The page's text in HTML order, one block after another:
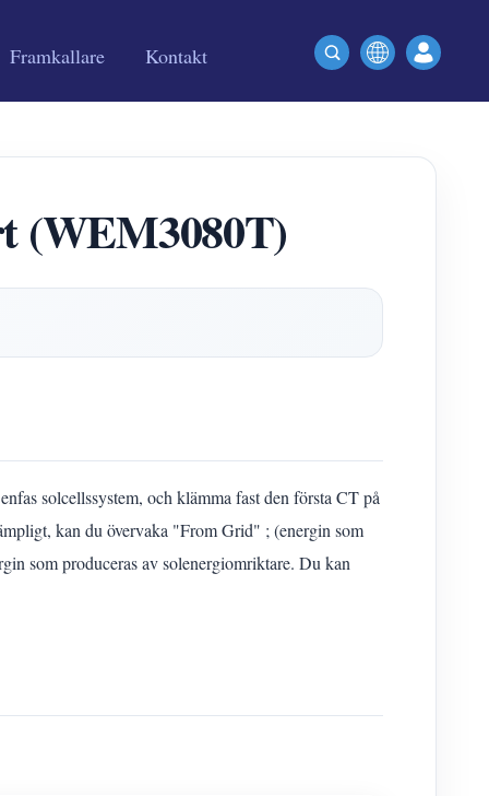
Framkallare Kontakt
(WEM3080T)
solcellssystem, och klämma fast den första CT på
kan du övervaka "From Grid" ; (energin som
som produceras av solenergiomriktare. Du kan